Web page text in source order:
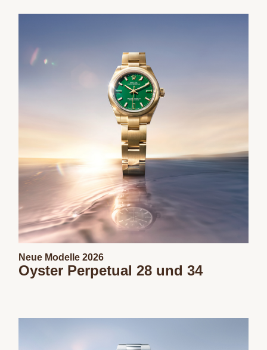
Neue Modelle 2026
Oyster Perpetual 28 und 34